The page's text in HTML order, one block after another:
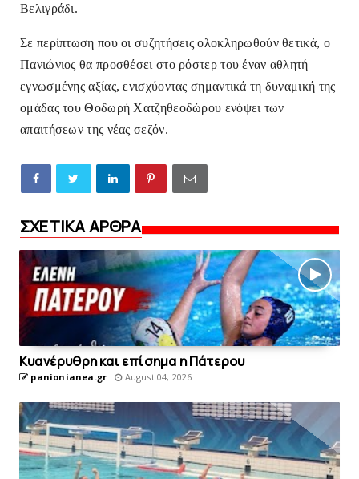
Βελιγράδι.
Σε περίπτωση που οι συζητήσεις ολοκληρωθούν θετικά, ο
Πανιώνιος θα προσθέσει στο ρόστερ του έναν αθλητή
εγνωσμένης αξίας, ενισχύοντας σημαντικά τη δυναμική της
ομάδας του Θοδωρή Χατζηθεοδώρου ενόψει των
απαιτήσεων της νέας σεζόν.
ΣΧΕΤΙΚΑ ΑΡΘΡΑ
Kυανέρυθρη και επίσημα η Πάτερου
panionianea.gr August 04, 2026